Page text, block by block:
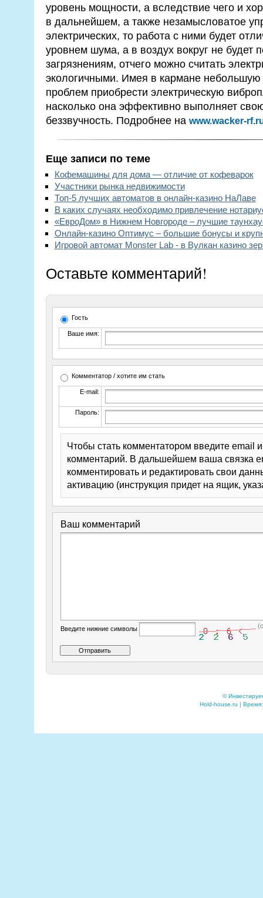
уровень мощности, а вследствие чего и
в дальнейшем, а также незамысловатое
электрических, то работа с ними будет
уровнем шума, а в воздух вокруг не будет
загрязнениям, отчего можно считать
экологичными. Имея в кармане небольшую
проблем приобрести электрическую
насколько она эффективно выполняет
беззвучность. Подробнее на www.wacker-
Еще записи по теме
Кофемашины для дома — отличие от кофеварок
Участники рынка недвижимости
Топ-5 лучших автоматов в онлайн-казино НаЛаве
В каких случаях необходимо привлечение
«ЕвроДом» в Нижнем Новгороде – лучшие
Онлайн-казино Оптимус – большие бонусы и
Игровой автомат Monster Lab - в Вулкан казино
Оставьте комментарий!
Гость
Ваше имя:
Комментатор / хотите им стать
E-mail:
Пароль:
Чтобы стать комментатором введите email
комментарий. В дальшейшем ваша связка
комментировать и редактировать свои
активацию (инструкция придет на ящик,
Ваш комментарий
Введите нижние символы
©
Hold-house.ru |